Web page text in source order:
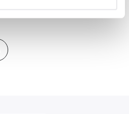
innehållet och annonserna
vi tror att du tycker om. Det
vår trafik och göra